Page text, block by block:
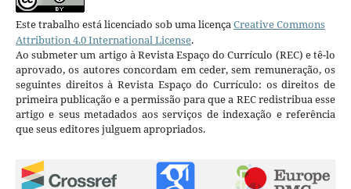
Este trabalho está licenciado sob uma licençaCreative Commons
Attribution 4.0 International License.
Ao submeter um artigo à Revista Espaço do Currículo (REC) e tê-lo
aprovado, os autores concordam em ceder, sem remuneração, os
seguintes direitos à Revista Espaço do Currículo: os direitos de
primeira publicação e a permissão para que a REC redistribua esse
artigo e seus metadados aos serviços de indexação e referência
que seus editores julguem apropriados.